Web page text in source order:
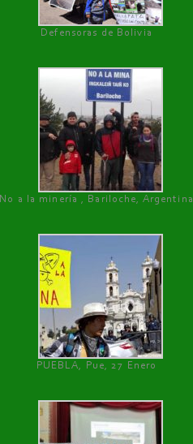
Defensoras de Bolivia
No a la minería , Bariloche, Argentina
PUEBLA, Pue, 27 Enero